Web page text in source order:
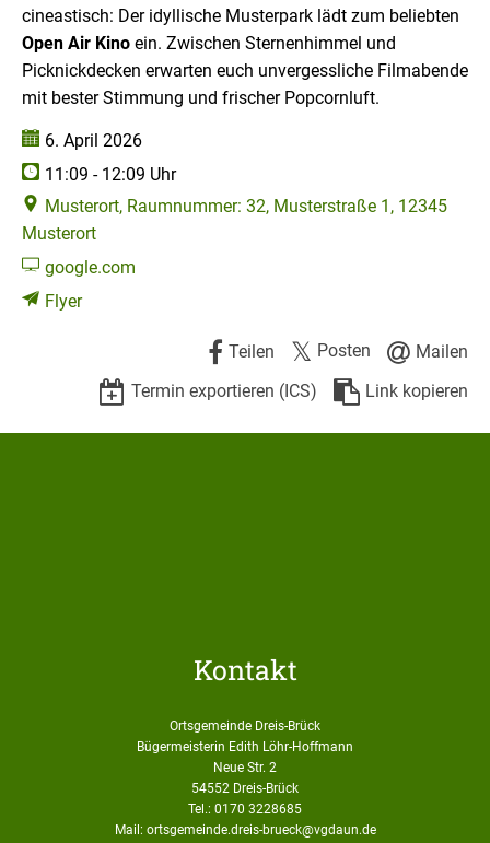
cineastisch: Der idyllische Musterpark lädt zum beliebten
Open Air Kino ein. Zwischen Sternenhimmel und
Picknickdecken erwarten euch unvergessliche Filmabende
mit bester Stimmung und frischer Popcornluft.
Datum:
6. April 2026
Uhrzeit:
11:09 - 12:09 Uhr
Musterort, Raumnummer: 32, Musterstraße 1, 12345
Musterort
google.com
Flyer
Teilen Posten
Mailen
Termin exportieren (ICS)
Link kopieren
Kontakt
Ortsgemeinde Dreis-Brück
Bügermeisterin Edith Löhr-Hoffmann
Neue Str. 2
54552 Dreis-Brück
Tel.: 0170 3228685
Mail: ortsgemeinde.dreis-brueck@vgdaun.de